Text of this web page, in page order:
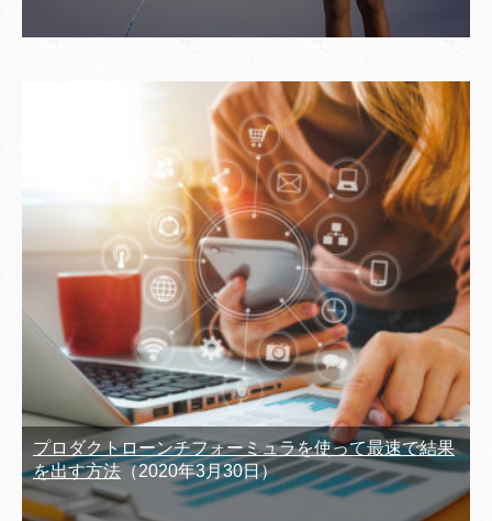
プロダクトローンチフォーミュラを使って最速で結果
を出す方法 （2020年3月30日）